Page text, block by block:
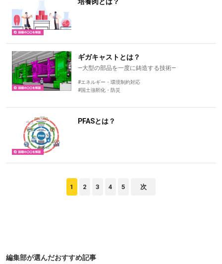
ギガキャストとは？
―大型の部品を一度に鋳造する技術―
#エネルギー・環境制約対応
#国土強靭化・防災
PFASとは？
1 2 3 4 5 次
編集部が選んだおすすめ記事